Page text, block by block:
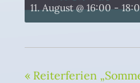
11. August @ 16:00-
« Reiterferien